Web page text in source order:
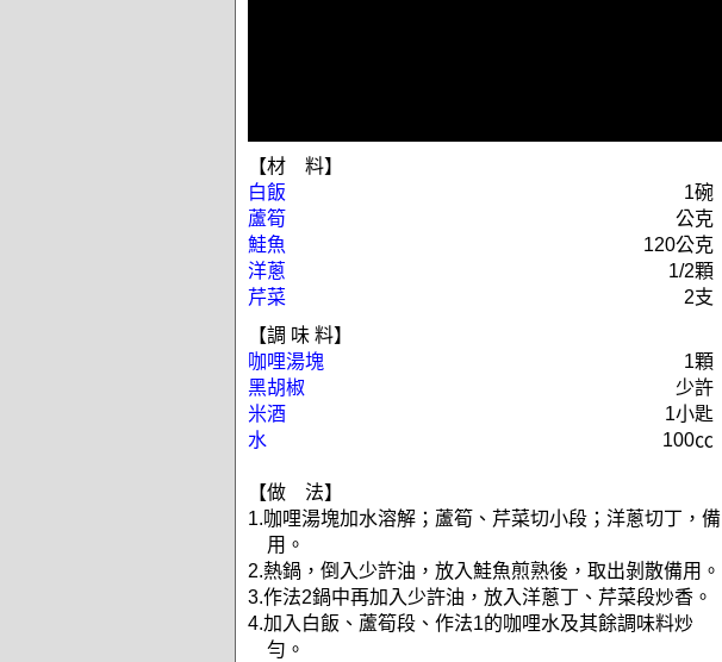
【材 料】
白飯
1碗
蘆筍
公克
鮭魚
120公克
洋蔥
1/2顆
芹菜
2支
【調 味 料】
咖哩湯塊
1顆
黑胡椒
少許
米酒
1小匙
水
100㏄
【做 法】
1.咖哩湯塊加水溶解；蘆筍、芹菜切小段；洋蔥切丁，備
用。
2.熱鍋，倒入少許油，放入鮭魚煎熟後，取出剝散備用。
3.作法2鍋中再加入少許油，放入洋蔥丁、芹菜段炒香。
4.加入白飯、蘆筍段、作法1的咖哩水及其餘調味料炒
勻。